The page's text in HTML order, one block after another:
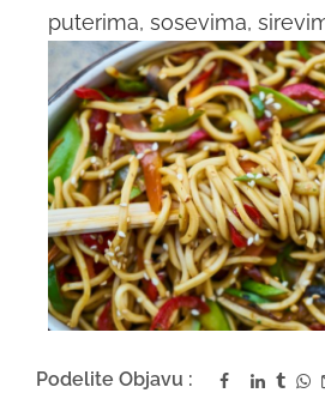
puterima, sosevima,
Podelite Objavu :